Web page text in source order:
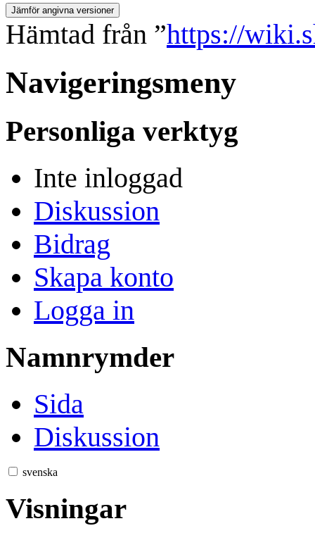
Hämtad från ”https://
Navigeringsmeny
Personliga verktyg
Inte inloggad
Diskussion
Bidrag
Skapa konto
Logga in
Namnrymder
Sida
Diskussion
svenska
Visningar